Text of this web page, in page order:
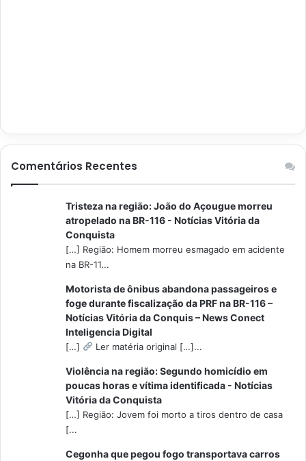
Comentários Recentes
Tristeza na região: João do Açougue morreu
atropelado na BR-116 - Notícias Vitória da
Conquista
[…] Região: Homem morreu esmagado em acidente
na BR-11...
Motorista de ônibus abandona passageiros e
foge durante fiscalização da PRF na BR-116 –
Notícias Vitória da Conquis – News Conect
Inteligencia Digital
[…] Ler matéria original […]...
Violência na região: Segundo homicídio em
poucas horas e vítima identificada - Notícias
Vitória da Conquista
[…] Região: Jovem foi morto a tiros dentro de casa
[...
Cegonha que pegou fogo transportava carros